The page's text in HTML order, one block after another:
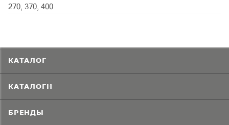
270, 370, 400
КАТАЛОГ
КАТАЛОГИ
БРЕНДЫ